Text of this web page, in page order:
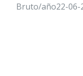
Bruto/año22-06-